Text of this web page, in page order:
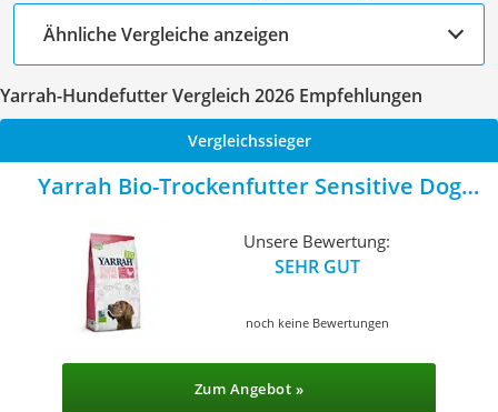
Ähnliche Vergleiche anzeigen
Yarrah-Hundefutter Vergleich 2026 Empfehlungen
Vergleichssieger
Yarrah Bio-Trockenfutter Sensitive Dog
Unsere Bewertung:
SEHR GUT
noch keine Bewertungen
Zum Angebot »